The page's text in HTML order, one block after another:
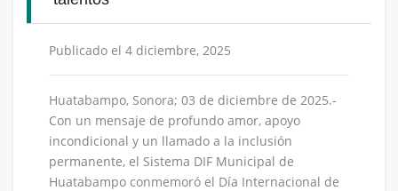
Publicado el 4 diciembre, 2025
Huatabampo, Sonora; 03 de diciembre de 2025.-
Con un mensaje de profundo amor, apoyo
incondicional y un llamado a la inclusión
permanente, el Sistema DIF Municipal de
Huatabampo conmemoró el Día Internacional de